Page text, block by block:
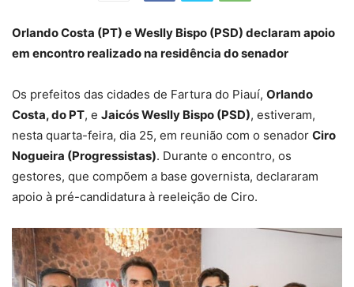
Orlando Costa (PT) e Weslly Bispo (PSD) declaram apoio
em encontro realizado na residência do senador
Os prefeitos das cidades de Fartura do Piauí, Orlando
Costa, do PT, e Jaicós Weslly Bispo (PSD), estiveram,
nesta quarta-feira, dia 25, em reunião com o senador Ciro
Nogueira (Progressistas). Durante o encontro, os
gestores, que compõem a base governista, declararam
apoio à pré-candidatura à reeleição de Ciro.